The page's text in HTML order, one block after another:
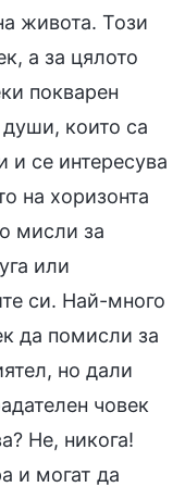
живота. Този
а за цялото
покварен
които са
и се интересува
на хоризонта
мисли за
или
си. Най-много
да помисли за
но дали
човек
Не, никога!
и могат да